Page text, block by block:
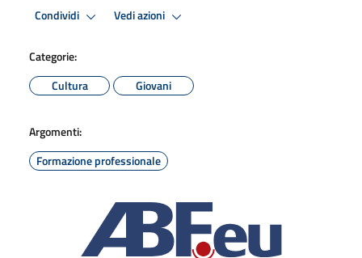
Condividi Vedi azioni
Categorie:
Cultura
Giovani
Argomenti:
Formazione professionale